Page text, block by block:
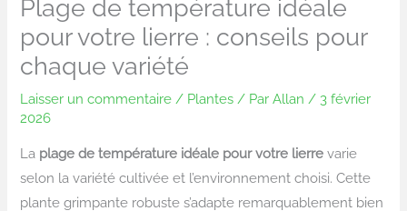
Plage de température idéale
pour votre lierre : conseils pour
chaque variété
Laisser un commentaire / Plantes / ParAllan / 3 février
2026
La plage de température idéale pour votre lierre varie
selon la variété cultivée et l’environnement choisi. Cette
plante grimpante robuste s’adapte remarquablement bien